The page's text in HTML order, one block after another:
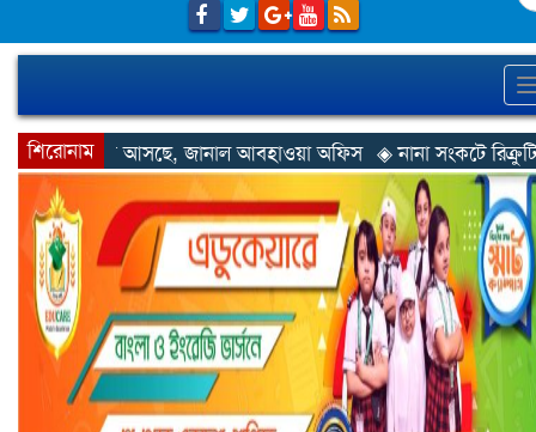
শিরোনাম
আবহাওয়া অফিস ◈ নানা সংকটে রিক্রুটিং এজেন্সি, হুমকির মুখে